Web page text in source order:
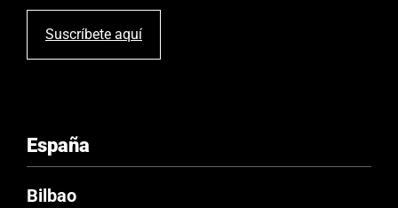
.
Suscríbete aquí
España
Bilbao